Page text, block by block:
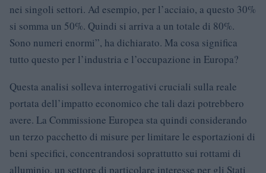
nei singoli settori. Ad esempio, per l’acciaio, a questo 30%
si somma un 50%. Quindi si arriva a un totale di 80%.
Sono numeri enormi”, ha dichiarato. Ma cosa significa
tutto questo per l’industria e l’occupazione in Europa?
Questa analisi solleva interrogativi cruciali sulla reale
portata dell’impatto economico che tali dazi potrebbero
avere. La Commissione Europea sta quindi considerando
un terzo pacchetto di misure per limitare le esportazioni di
beni specifici, concentrandosi soprattutto sui rottami di
alluminio, un settore di particolare interesse per gli Stati